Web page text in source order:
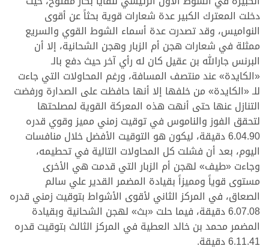
دخلت المعترك الكبير عدة شعارات قوية بحثاً عن أقوى
النواميس، وقد تصدرت عدة أسماء الشوط القوي والسريع
ممثلة في شعارات هجن أم الزبار وهجن الشحانية، إلا أن
البرنس جارالله بن عقيل كان له رأي آخر حيث دفع بالـ
«الكايدة» عند منتصف المسافة، ورغم المحاولات التي جاءت
للـ «الكايدة» من خلفها إلا أنها حافظت على الصدارة ورفضت
التنازل عنها حتى أنهت هذه المعركة القوية لمصلحتها
لتحقق الفوز والناموس في توقيت زمني مميز وقوي قدره
6.04.90 دقيقة، ليكون هو التوقيت الأفضل خلال منافسات
اليوم، بعد أن فشلت كل المحاولات التالية في تحطيمه،
وجاءت «طيف» لهجن أم الزبار التي قدمت هي الأخرى
مستوى قوياً ومميزاً بقيادة المضمر القدير علي سالم
الصعاق، في المركز الثاني لأقوى الأشواط بتوقيت زمني قدره
6.07.08 دقيقة، فيما حلت «بث» لهجن الشحانية وبقيادة
المضمر محمد بن خالد العطية في المركز الثالث بتوقيت قدره
6.11.41 دقيقة.